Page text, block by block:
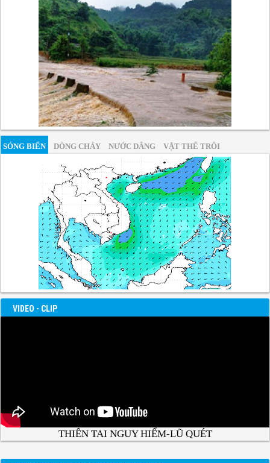
SÓNG BIỂN DÒNG CHẢY NƯỚC DÂNG VẬT THỂ TRÔI
VIDEO - CLIP
THIÊN TAI NGUY HIỂM-LŨ QUÉT